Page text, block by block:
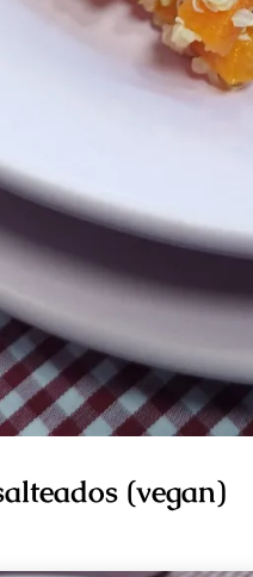
(vegan)